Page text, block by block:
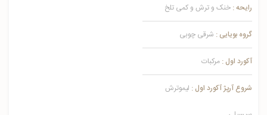
رایحه : خنک و ترش و کمی تلخ
گروه بویایی : شرقی چوبی
آکورد اول : مرکبات
شروع آرپژ آکورد اول : لیموترش